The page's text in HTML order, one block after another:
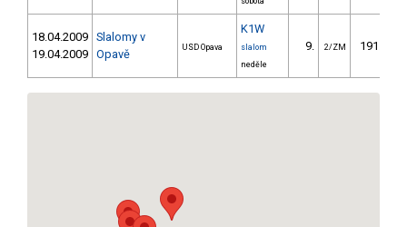
18.04.2009
19.04.2009
Slalomy v
Opavě
USD Opava
K1W
slalom
neděle
9. 2/ZM 191.22